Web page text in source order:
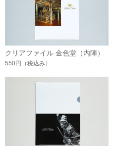
クリアファイル 金色堂（内陣）
550円 （税込み）